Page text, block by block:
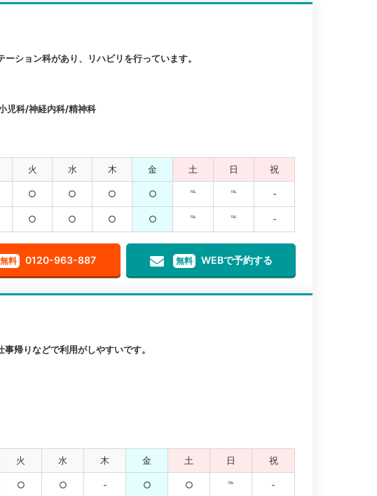
ション科があり、リハビリを行っています。
児科/神経内科/精神科
火 水 木 金 土 日 祝
○ ○ ○ ○ ℡ ℡ -
○ ○ ○ ○ ℡ ℡ -
無料 0120-963-887 無料 WEBで予約する
帰りなどで利用がしやすいです。
火 水 木 金 土 日 祝
○ ○ - ○ ○ ℡ -